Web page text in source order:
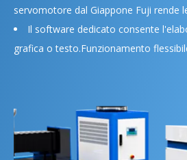
servomotore dal Giappone Fuji rende
Il software dedicato consente
grafica o testo.Funzionamento